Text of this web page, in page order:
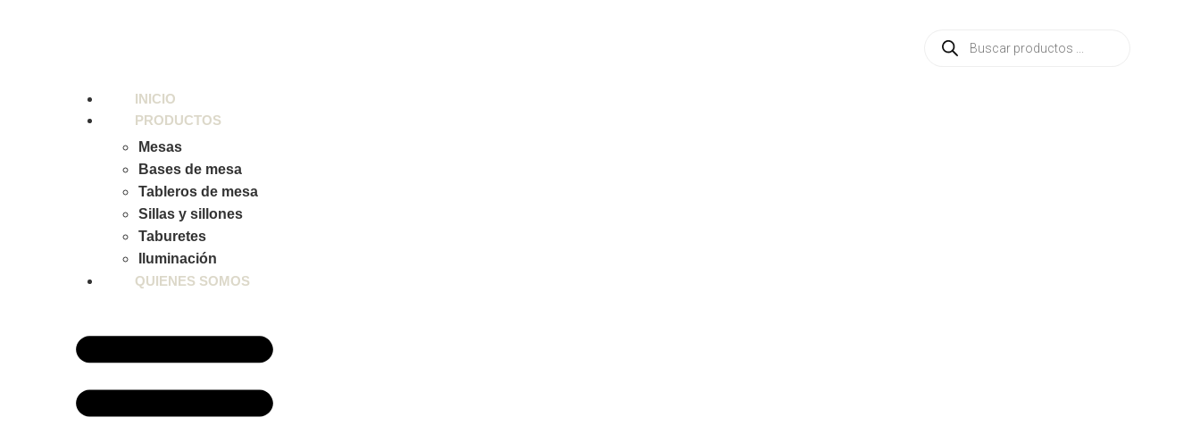
INICIO
PRODUCTOS
Mesas
Bases de mesa
Tableros de mesa
Sillas y sillones
Taburetes
Iluminación
QUIENES SOMOS